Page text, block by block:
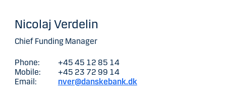
Nicolaj Verdelin
Chief Funding Manager
Phone:
+45 45 12 85 14
Mobile:
+45 23 72 99 14
Email:
nver@danskebank.dk